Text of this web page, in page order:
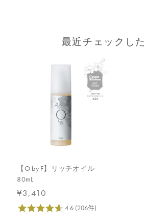
最近チェックし
【O by F】リッチオイル
80mL
¥3,410